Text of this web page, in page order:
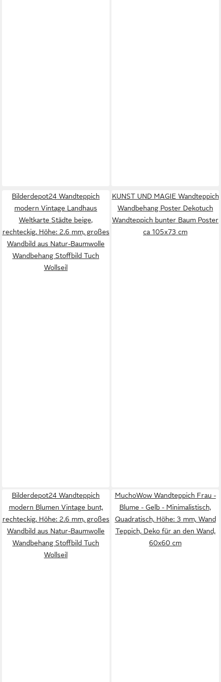
Bilderdepot24 Wandteppich
modern Vintage Landhaus
Weltkarte Städte beige,
rechteckig, Höhe: 2.6 mm, großes
Wandbild aus Natur-Baumwolle
Wandbehang Stoffbild Tuch
Wollseil
KUNST UND MAGIE Wandteppich
Wandbehang Poster Dekotuch
Wandteppich bunter Baum Poster
ca 105x73 cm
Bilderdepot24 Wandteppich
modern Blumen Vintage bunt,
rechteckig, Höhe: 2.6 mm, großes
Wandbild aus Natur-Baumwolle
Wandbehang Stoffbild Tuch
Wollseil
MuchoWow Wandteppich Frau -
Blume - Gelb - Minimalistisch,
Quadratisch, Höhe: 3 mm, Wand
Teppich, Deko für an den Wand,
60x60 cm